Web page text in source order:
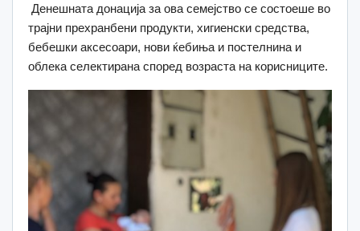
Денешната донација за ова семејство се состоеше во
трајни прехранбени продукти, хигиенски средства,
бебешки аксесоари, нови ќебиња и постелнина и
облека селектирана според возраста на корисниците.